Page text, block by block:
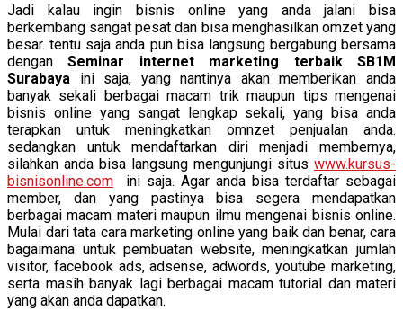
Jadi kalau ingin bisnis online yang anda jalani bisa
berkembang sangat pesat dan bisa menghasilkan omzet yang
besar. tentu saja anda pun bisa langsung bergabung bersama
denganSeminar internet marketing terbaik SB1M
Surabaya ini saja, yang nantinya akan memberikan anda
banyak sekali berbagai macam trik maupun tips mengenai
bisnis online yang sangat lengkap sekali, yang bisa anda
terapkan untuk meningkatkan omnzet penjualan anda.
sedangkan untuk mendaftarkan diri menjadi membernya,
silahkan anda bisa langsung mengunjungi situs www.kursus-
bisnisonline.com ini saja. Agar anda bisa terdaftar sebagai
member, dan yang pastinya bisa segera mendapatkan
berbagai macam materi maupun ilmu mengenai bisnis online.
Mulai dari tata cara marketing online yang baik dan benar, cara
bagaimana untuk pembuatan website, meningkatkan jumlah
visitor, facebook ads, adsense, adwords, youtube marketing,
serta masih banyak lagi berbagai macam tutorial dan materi
yang akan anda dapatkan.